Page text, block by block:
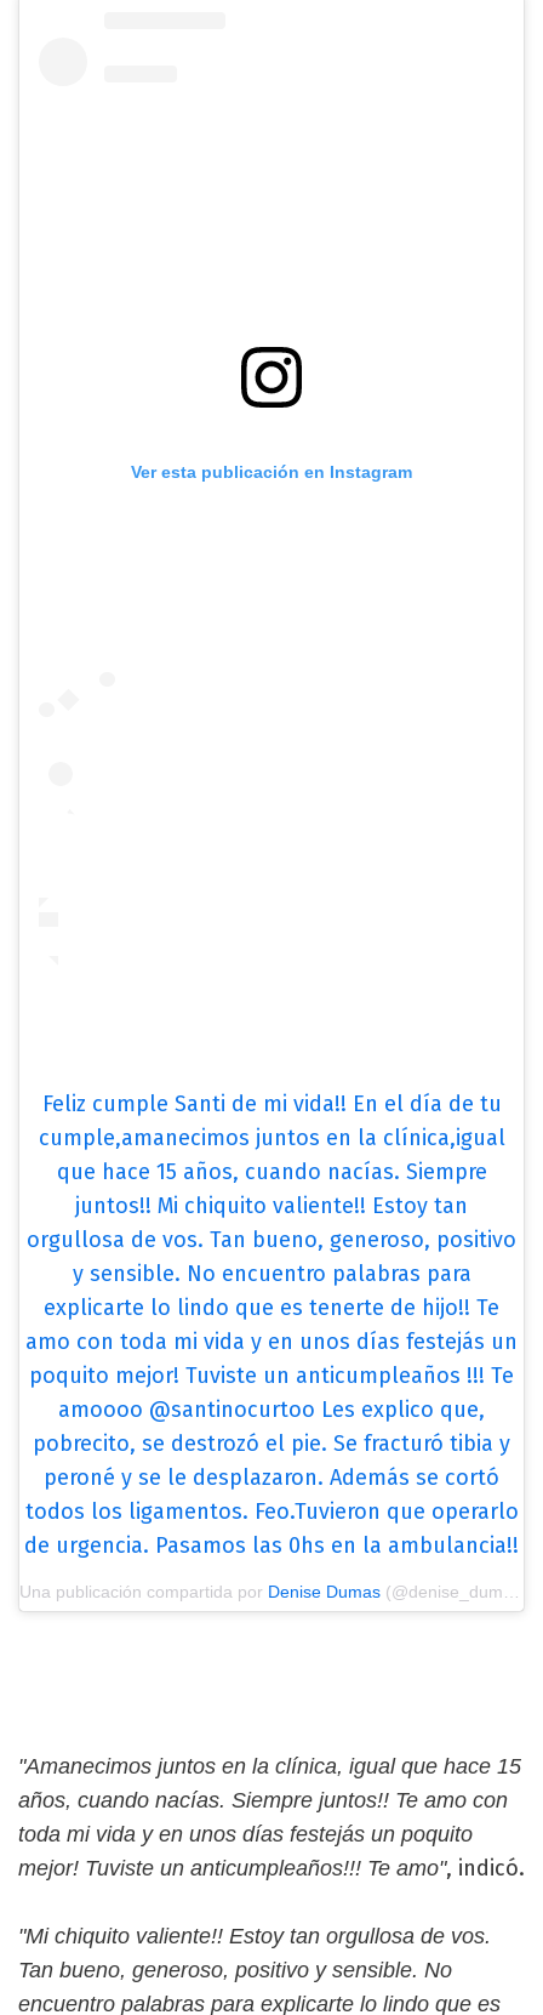
Ver esta publicación en Instagram
Feliz cumple Santi de mi vida!! En el día de tu
cumple,amanecimos juntos en la clínica,igual
que hace 15 años, cuando nacías. Siempre
juntos!! Mi chiquito valiente!! Estoy tan
orgullosa de vos. Tan bueno, generoso, positivo
y sensible. No encuentro palabras para
explicarte lo lindo que es tenerte de hijo!! Te
amo con toda mi vida y en unos días festejás un
poquito mejor! Tuviste un anticumpleaños !!! Te
amoooo @santinocurtoo Les explico que,
pobrecito, se destrozó el pie. Se fracturó tibia y
peroné y se le desplazaron. Además se cortó
todos los ligamentos. Feo.Tuvieron que operarlo
de urgencia. Pasamos las 0hs en la ambulancia!!
Una publicación compartida por Denise Dumas (@denise_dumas) el
"Amanecimos juntos en la clínica, igual que hace 15
años, cuando nacías. Siempre juntos!! Te amo con
toda mi vida y en unos días festejás un poquito
mejor! Tuviste un anticumpleaños!!! Te amo", indicó.
"Mi chiquito valiente!! Estoy tan orgullosa de vos.
Tan bueno, generoso, positivo y sensible. No
encuentro palabras para explicarte lo lindo que es